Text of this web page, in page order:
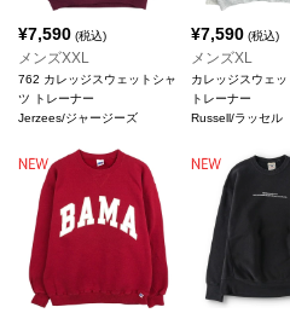
¥7,590 (税込)
メンズXXL
762 カレッジスウェットシャ
ツ トレーナー
Jerzees/ジャージーズ
¥7,590(税込)
メンズXL
カレッジスウェッ
トレーナー
Russell/ラッセル